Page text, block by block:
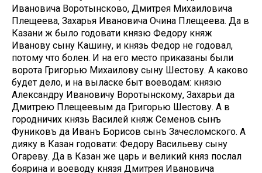
Ивановича Воротынсково, Дмитрея Михаиловича
Плещеева, Захарья Ивановича Очина Плещеева. Да в
Казани ж было годовати князю Федору княж
Иванову сыну Кашину, и князь Федор не годовал,
потому что болен. И на его место приказаны были
ворота Григорью Михаилову сыну Шестову. А каково
будет дело, и на выласке быт воеводам: князю
Александру Ивановичу Воротынскому, Захарьи да
Дмитрею Плещеевым да Григорью Шестову. А в
городничих князь Василей княж Семенов сынъ
Фуниковъ да Иванъ Борисов сынъ Зачесломского. А
дияку в Казан годовати: Федору Васильеву сыну
Огареву. Да в Казан же царь и великий княз послал
боярина и воеводу князя Дмитрея Ивановича